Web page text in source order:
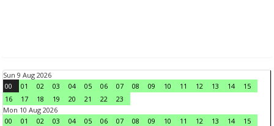
Sun 9 Aug 2026
00
01 02 03 04 05 06 07 08 09 10 11 12 13 14
15
16
17 18 19 20 21 22
23
Mon 10 Aug 2026
00
01 02 03 04 05 06 07 08 09 10 11 12 13 14
15